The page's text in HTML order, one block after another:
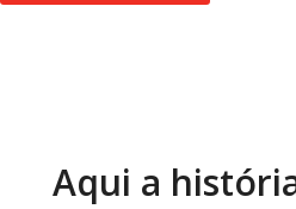
Aqui a